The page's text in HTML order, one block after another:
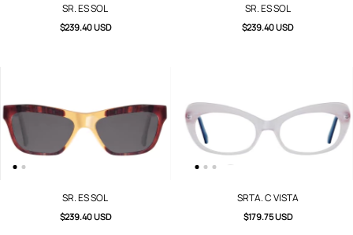
SR. ES SOL
$239.40 USD
SR. ES SOL
$239.40 USD
SR. ES SOL
$239.40 USD
SRTA. C VISTA
$179.75 USD